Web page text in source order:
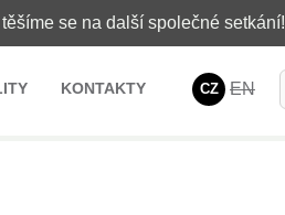
se na další společné setkání!
KONTAKTY CZ EN